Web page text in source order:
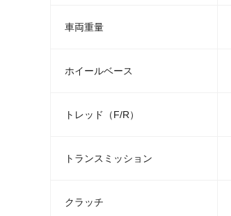
車両重量
ホイールベース
トレッド（F/R）
トランスミッション
クラッチ